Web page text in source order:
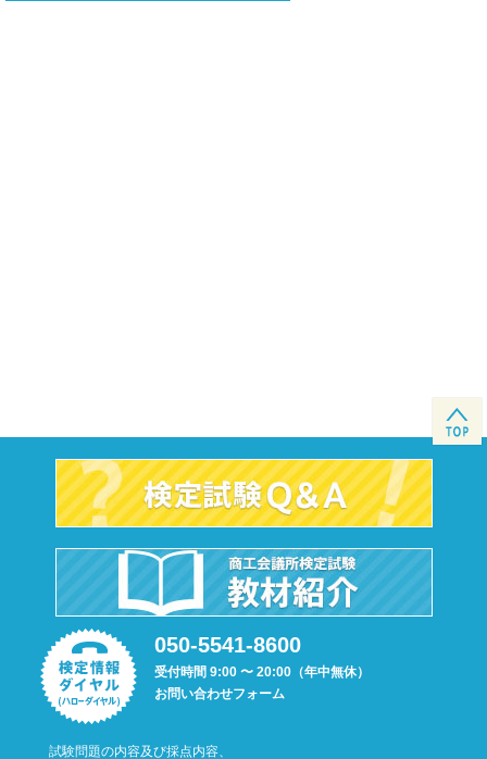
050-5541-8600
受付時間 9:00 〜 20:00（年中無休）
お問い合わせフォーム
試験問題の内容及び採点内容、